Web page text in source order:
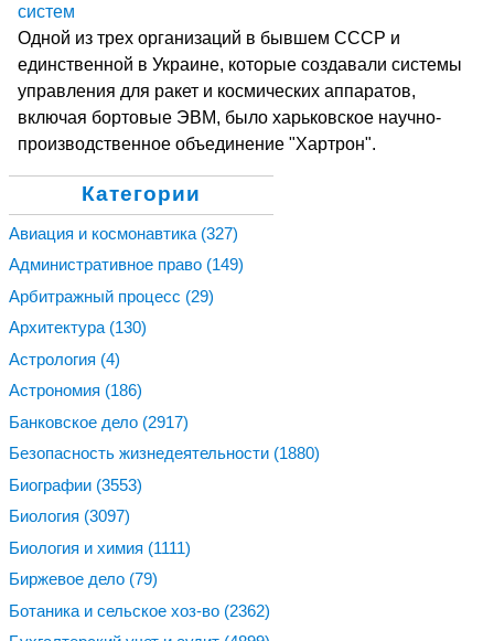
систем
Одной из трех организаций в бывшем СССР и
единственной в Украине, которые создавали системы
управления для ракет и космических аппаратов,
включая бортовые ЭВМ, было харьковское научно-
производственное объединение "Хартрон".
Категории
Авиация и космонавтика (327)
Административное право (149)
Арбитражный процесс (29)
Архитектура (130)
Астрология (4)
Астрономия (186)
Банковское дело (2917)
Безопасность жизнедеятельности (1880)
Биографии (3553)
Биология (3097)
Биология и химия (1111)
Биржевое дело (79)
Ботаника и сельское хоз-во (2362)